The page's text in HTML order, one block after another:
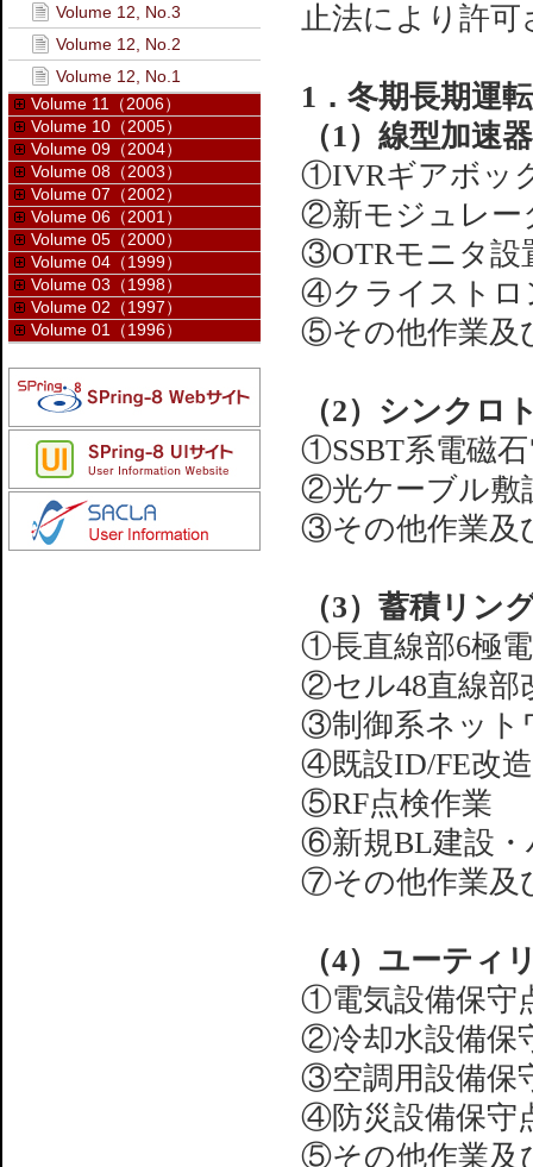
止法により許
1．冬期長期運
（1）線型加速
①IVRギアボッ
②新モジュレー
③OTRモニタ設
④クライストロ
⑤その他作業及
（2）シンクロ
①SSBT系電磁
②光ケーブル敷
③その他作業及
（3）蓄積リン
①長直線部6極
②セル48直線部
③制御系ネット
④既設ID/FE改
⑤RF点検作業
⑥新規BL建設・
⑦その他作業及
（4）ユーティ
①電気設備保守
②冷却水設備保
③空調用設備保
④防災設備保守
⑤その他作業及
Volume 12, No.3
Volume 12, No.2
Volume 12, No.1
Volume 11（2006）
Volume 10（2005）
Volume 09（2004）
Volume 08（2003）
Volume 07（2002）
Volume 06（2001）
Volume 05（2000）
Volume 04（1999）
Volume 03（1998）
Volume 02（1997）
Volume 01（1996）